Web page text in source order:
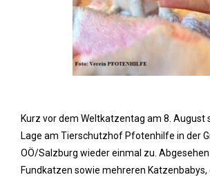
Kurz vor dem Weltkatzentag am 8. August
Lage am Tierschutzhof Pfotenhilfe in der
OÖ/Salzburg wieder einmal zu.
Fundkatzen sowie mehreren